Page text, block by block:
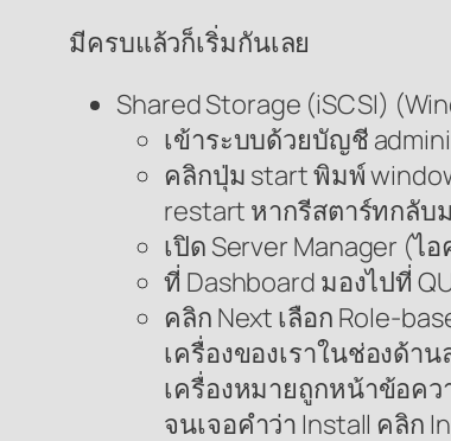
มีครบแล้วก็เริ่มกันเลย
Shared Storage (iSCSI)
เข้าระบบด้วยบัญชี
คลิกปุ่ม start พิมพ์
restart หากรีสตาร์ทกลับ
เปิด Server Manager (
ที่ Dashboard มองไปที่
คลิก Next เลือก Role-
เครื่องของเราในช่องด้า
เครื่องหมายถูกหน้าข้อคว
จนเจอคำว่า Install คลิก